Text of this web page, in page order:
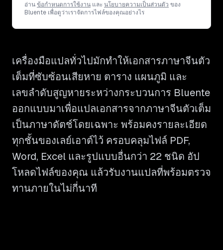
อ่านข้อกำหนดการใช้งาน และ นโยบายความเป็นส่วนตัว ของ
Bluente เพื่อดูว่าเราจัดการไฟล์ของคุณอย่างไร
เครื่องมือแปลทั่วไปมักทำให้เอกสารภาษาจีนตัว
เต็มที่ซับซ้อนเสียหาย ตาราง แผนภูมิ และ
เลขลำดับสูญหายระหว่างกระบวนการ Bluente
ออกแบบมาเพื่อแปลเอกสารจากภาษาจีนตัวเต็ม
เป็นภาษาดัตช์โดยเฉพาะ พร้อมคงรายละเอียด
ทุกชั้นของเลย์เอาต์ไว้ ครอบคลุมไฟล์ PDF,
Word, Excel และรูปแบบอื่นกว่า 22 ชนิด อัป
โหลดไฟล์ของคุณ แล้วรับงานแปลที่พร้อมตรวจ
ทานภายในไม่กี่นาที